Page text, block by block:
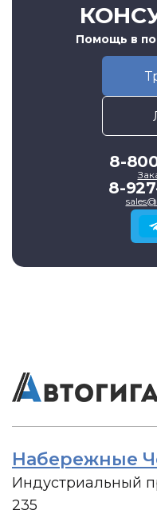
Помощь в
8-
8-
Набережные
Индустриальный
235